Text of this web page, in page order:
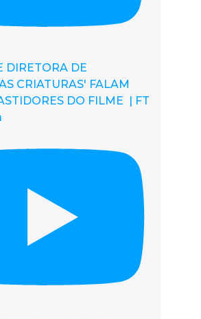
DIRETORA DE
CRIATURAS' FALAM
DO FILME | FT